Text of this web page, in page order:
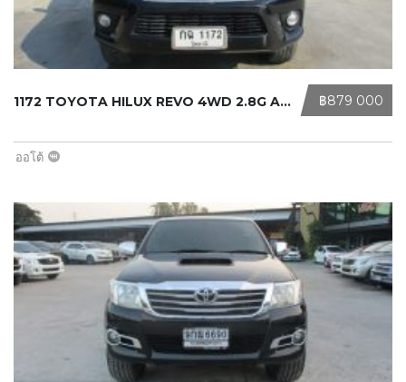
‎฿879 000
1172 TOYOTA HILUX REVO 4WD 2.8G AT ...
ออโต้